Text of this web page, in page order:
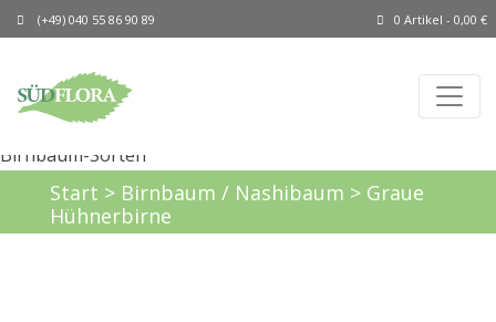
(+49) 040 55 86 90 89 0 Artikel - 0,00 €
Start > Birnbaum / Nashibaum > Graue
Hühnerbirne